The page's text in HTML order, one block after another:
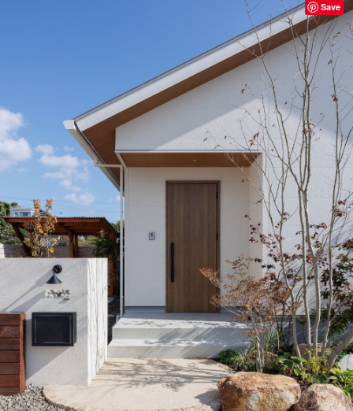
Save